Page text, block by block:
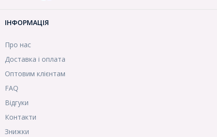
ІНФОРМАЦІЯ
Про нас
Доставка і оплата
Оптовим клієнтам
FAQ
Відгуки
Контакти
Знижки